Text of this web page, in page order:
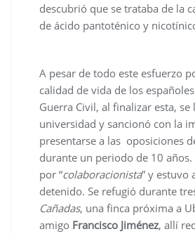
descubrió que se trataba de la
de ácido pantoténico y
A pesar de todo este esfuerzo
calidad de vida de los
Guerra Civil, al finalizar esta, se
universidad y sancionó con la
presentarse a las oposiciones
durante un periodo de 10 años.
por “colaboracionista” y estuvo
detenido. Se refugió durante
Cañadas, una finca próxima a
amigo Francisco Jiménez, allí